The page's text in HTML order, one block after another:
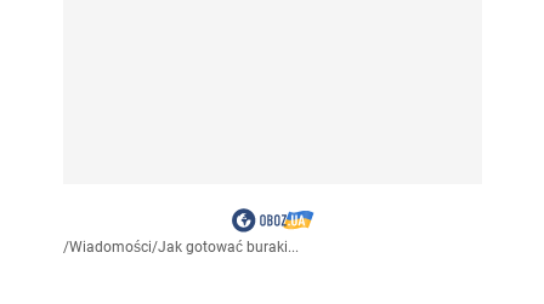
/Wiadomości/Jak gotować buraki...